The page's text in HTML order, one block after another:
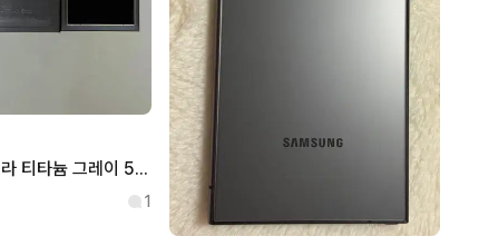
갤럭시 S24 울트라 티타늄 그레이 512GB 풀박스 신품급
1